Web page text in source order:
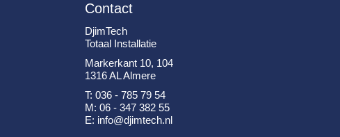
Contact
DjimTech
Totaal Installatie
Markerkant 10, 104
1316 AL Almere
T: 036 - 785 79 54
M: 06 - 347 382 55
E: info@djimtech.nl